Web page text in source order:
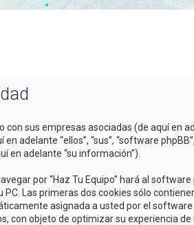
sus empresas asociadas (de aquí en
adelante “ellos”, “sus”, “software
en adelante “su información”).
por “Haz Tu Equipo” hará al
Las primeras dos cookies sólo
asignada a usted por el
con objeto de optimizar su experiencia de